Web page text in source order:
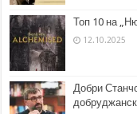
Топ 10 на
12.10.2025
Добри